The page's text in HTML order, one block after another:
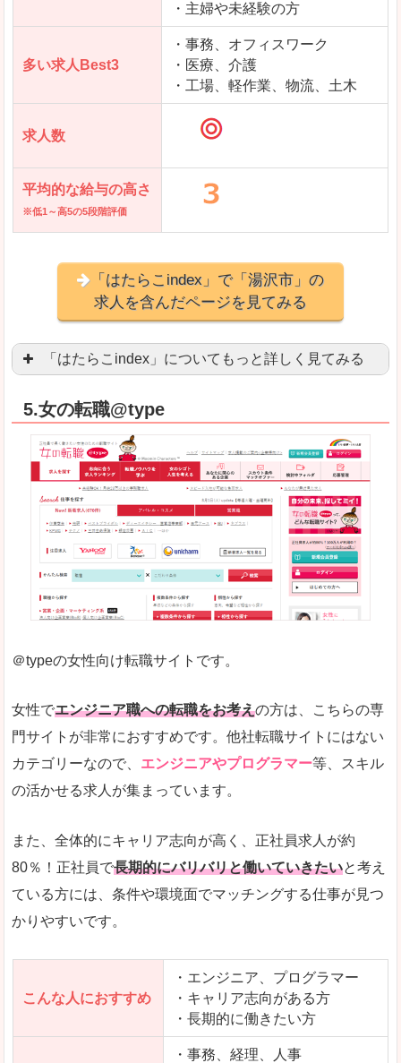
・主婦や未経験の方
多い求人Best3
・事務、オフィスワーク
・医療、介護
・工場、軽作業、物流、土木
求人数
平均的な給与の高さ
※低1～高5の5段階評価
「はたらこindex」で「湯沢市」の
求人を含んだページを見てみる
「はたらこindex」についてもっと詳しく見てみる
良いところ
求人が毎時更新されます！（他社求人サイトは週
希望職種の平均時給が瞬時にわかります。アルバ
求人数が多すぎて、逆に絞り込みに悩んだり、迷
雇用形態にもよりますが、給与額に幅があります。
詳しい説明
希望する職種の平均時給がすぐにわかるので、給
また、他社転職サイトにはない日払いや週払いと
新着案件が続々とアップされるので、転職を急い
人気度
また、上戸彩さんのCMでおなじみなこともあり
使いやすさ
全体的にオレンジ色のトーンで、見ていても疲れ
「はたらこindex」で「湯沢市」の
求人を含んだページを見てみる
5.女の転職@type
＠typeの女性向け転職サイトです。
女性でエンジニア職への転職をお考えの方は、こちらの専
門サイトが非常におすすめです。他社転職サイトにはない
カテゴリーなので、 エンジニアやプログラマー等、スキル
の活かせる求人が集まっています。
また、全体的にキャリア志向が高く、正社員求人が約
80％！正社員で長期的にバリバリと働いていきたいと考え
ている方には、条件や環境面でマッチングする仕事が見つ
かりやすいです。
こんな人におすすめ
・エンジニア、プログラマー
・キャリア志向がある方
・長期的に働きたい方
・事務、経理、人事